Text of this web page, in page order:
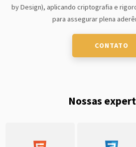
by Design), aplicando criptografia e
para assegurar plena
CONTATO
Nossas